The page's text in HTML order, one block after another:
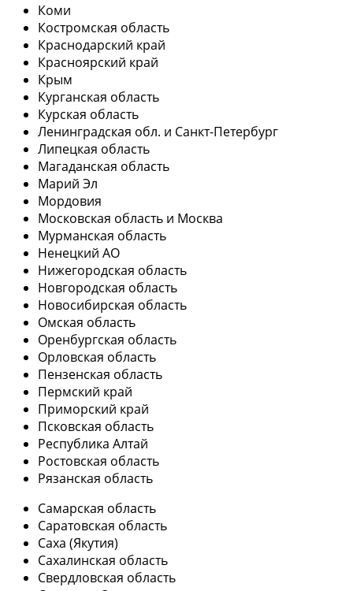
Коми
Костромская область
Краснодарский край
Красноярский край
Крым
Курганская область
Курская область
Ленинградская обл. и Санкт-Петербург
Липецкая область
Магаданская область
Марий Эл
Мордовия
Московская область и Москва
Мурманская область
Ненецкий АО
Нижегородская область
Новгородская область
Новосибирская область
Омская область
Оренбургская область
Орловская область
Пензенская область
Пермский край
Приморский край
Псковская область
Республика Алтай
Ростовская область
Рязанская область
Самарская область
Саратовская область
Саха (Якутия)
Сахалинская область
Свердловская область